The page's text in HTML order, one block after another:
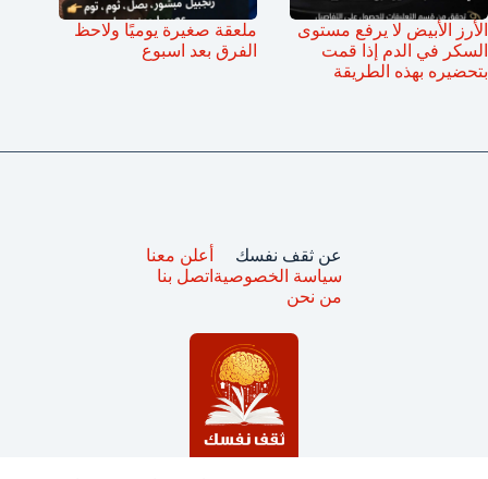
الأرز الأبيض لا يرفع مستوى
السكر في الدم إذا قمت
بتحضيره بهذه الطريقة
ملعقة صغيرة يوميًا ولاحظ
الفرق بعد اسبوع
عن ثقف نفسك
سياسة الخصوصية
من نحن
أعلن معنا
اتصل بنا